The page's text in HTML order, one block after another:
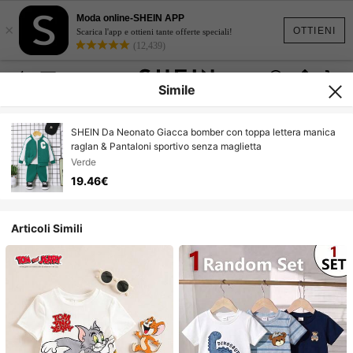
OTTIENI
×
Moda online-SHEIN APP
Scarica l'app e ottieni tante offerte speciali!
(12,439)
Simile
SHEIN Da Neonato Giacca bomber con toppa lettera manica
raglan & Pantaloni sportivo senza maglietta
Verde
19.46€
Articoli Simili